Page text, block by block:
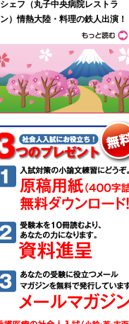
シェフ（丸子中央病院レストラ
ン）情熱大陸・料理の鉄人出演！